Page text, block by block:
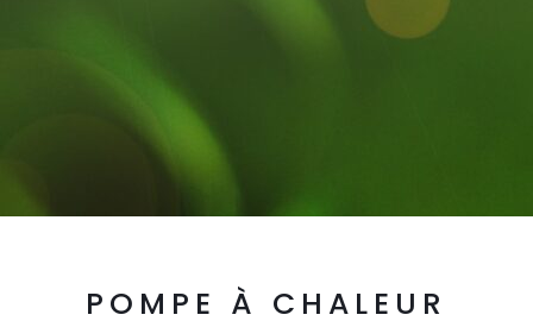
POMPE À CHALEUR